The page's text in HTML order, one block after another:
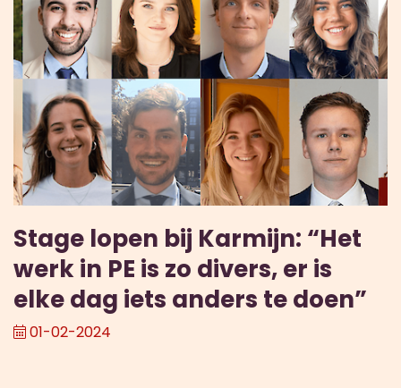
Stage lopen bij Karmijn: “Het
werk in PE is zo divers, er is
elke dag iets anders te doen”
01-02-2024